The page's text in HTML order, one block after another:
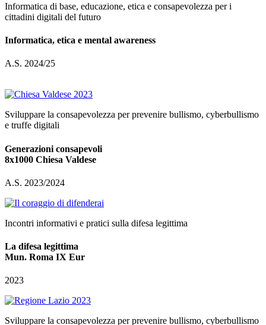
Informatica di base, educazione, etica e consapevolezza per i
cittadini digitali del futuro
Informatica, etica e mental awareness
A.S. 2024/25
Sviluppare la consapevolezza per prevenire bullismo, cyberbullismo
e truffe digitali
Generazioni consapevoli
8x1000 Chiesa Valdese
A.S. 2023/2024
Incontri informativi e pratici sulla difesa legittima
La difesa legittima
Mun. Roma IX Eur
2023
Sviluppare la consapevolezza per prevenire bullismo, cyberbullismo